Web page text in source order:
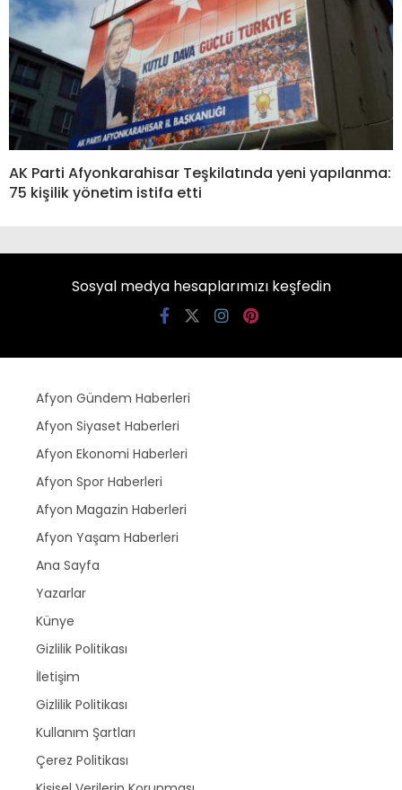
AK Parti Afyonkarahisar Teşkilatında yeni yapılanma:
75 kişilik yönetim istifa etti
Sosyal medya hesaplarımızı keşfedin
Afyon Gündem Haberleri
Afyon Siyaset Haberleri
Afyon Ekonomi Haberleri
Afyon Spor Haberleri
Afyon Magazin Haberleri
Afyon Yaşam Haberleri
Ana Sayfa
Yazarlar
Künye
Gizlilik Politikası
İletişim
Gizlilik Politikası
Kullanım Şartları
Çerez Politikası